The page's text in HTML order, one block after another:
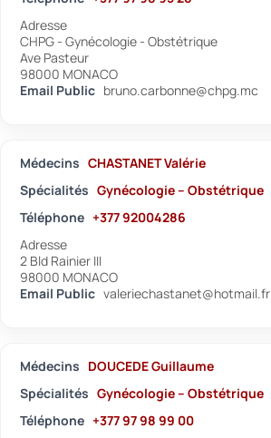
Adresse
CHPG - Gynécologie - Obstétrique
Ave Pasteur
98000 MONACO
Email Public bruno.carbonne@chpg.mc
Médecins CHASTANET Valérie
Spécialités Gynécologie – Obstétrique
Téléphone +377 92004286
Adresse
2 Bld Rainier III
98000 MONACO
Email Public valeriechastanet@hotmail.fr
Médecins DOUCEDE Guillaume
Spécialités Gynécologie – Obstétrique
Téléphone +377 97 98 99 00